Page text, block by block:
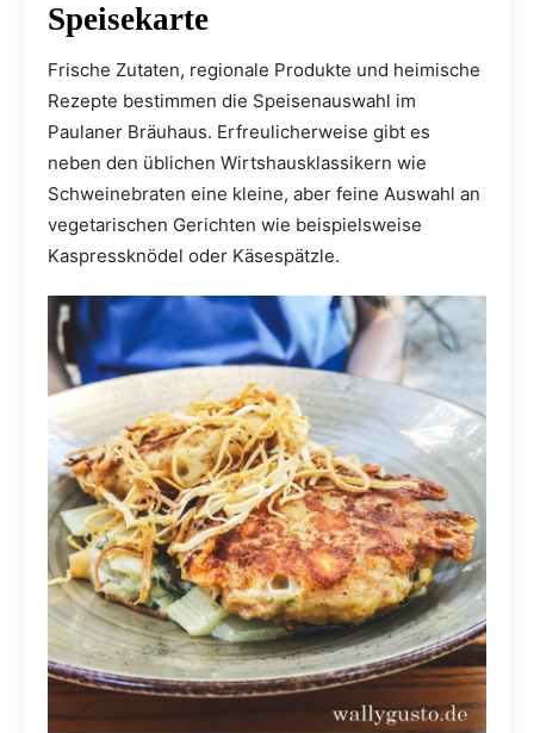
Speisekarte
Frische Zutaten, regionale Produkte und heimische
Rezepte bestimmen die Speisenauswahl im
Paulaner Bräuhaus. Erfreulicherweise gibt es
neben den üblichen Wirtshausklassikern wie
Schweinebraten eine kleine, aber feine Auswahl an
vegetarischen Gerichten wie beispielsweise
Kaspressknödel oder Käsespätzle.